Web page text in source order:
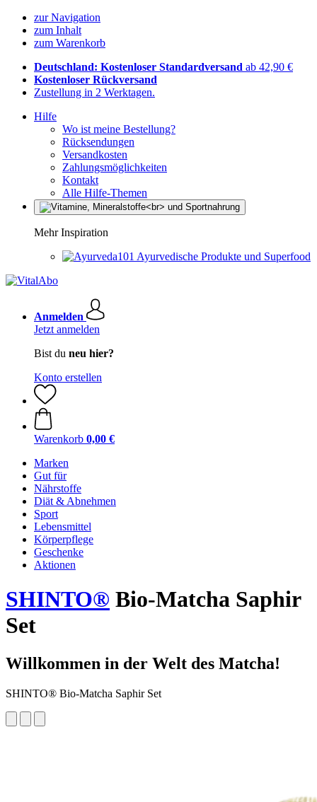
zur Navigation
zum Inhalt
zum Warenkorb
Deutschland: Kostenloser Standardversand ab 42,90 €
Kostenloser Rückversand
Zustellung in 2 Werktagen.
Hilfe
Wo ist meine Bestellung?
Rücksendungen
Versandkosten
Zahlungsmöglichkeiten
Kontakt
Alle Hilfe-Themen
Mehr Inspiration
Ayurvedische Produkte und Superfood
Anmelden
Jetzt anmelden
Bist du neu hier?
Konto erstellen
Warenkorb 0,00 €
Marken
Gut für
Nährstoffe
Diät & Abnehmen
Sport
Lebensmittel
Körperpflege
Geschenke
Aktionen
SHINTO® Bio-Matcha Saphir
Set
Willkommen in der Welt des Matcha!
SHINTO® Bio-Matcha Saphir Set